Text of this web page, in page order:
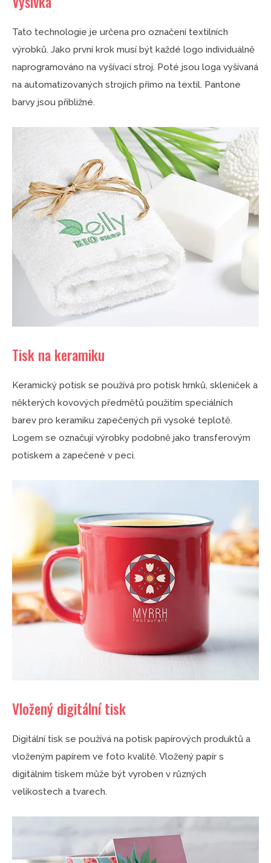
Tato technologie je určena pro označení textilních
výrobků. Jako první krok musí být každé logo individuálně
naprogramováno na vyšívací stroj. Poté jsou loga vyšívaná
na automatizovaných strojích přímo na textil. Pantone
barvy jsou přibližné.
Tisk na keramiku
Keramický potisk se používá pro potisk hrnků, skleniček a
některých kovových předmětů použitím speciálních
barev pro keramiku zapečených při vysoké teplotě.
Logem se označují výrobky podobně jako transferovým
potiskem a zapečené v peci.
Vložený digitální tisk
Digitální tisk se používá na potisk papírových produktů a
vloženým papírem ve foto kvalitě. Vložený papír s
digitálním tiskem může být vyroben v různých
velikostech a tvarech.